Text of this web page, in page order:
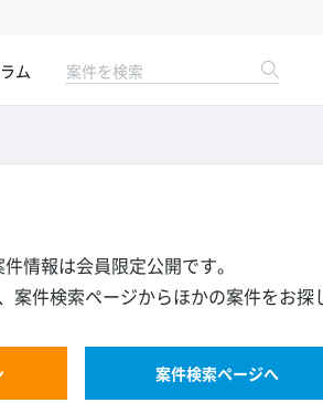
ム
情報は会員限定公開です。
案件検索ページからほかの案件をお探
案件検索ページへ